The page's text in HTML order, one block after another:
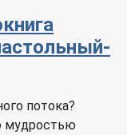
потока?
мудростью